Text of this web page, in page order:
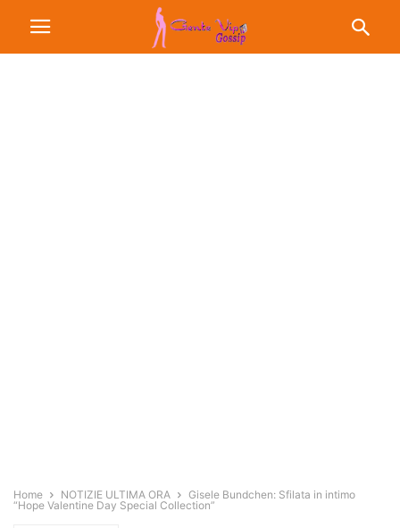
Home NOTIZIE ULTIMA ORA
Gisele Bundchen: Sfilata in intimo
“Hope Valentine Day Special Collection”